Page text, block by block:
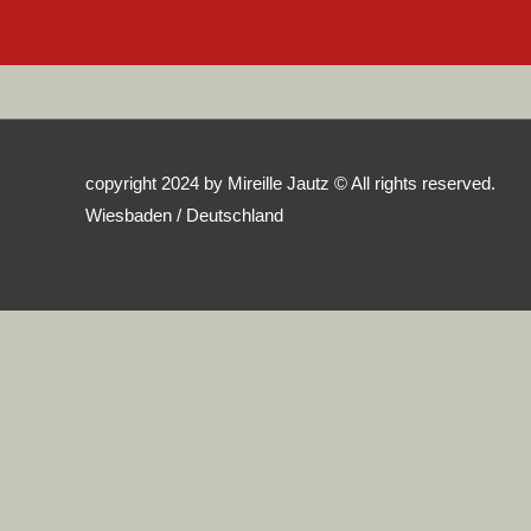
copyright 2024 by Mireille Jautz © All rights reserved.
Wiesbaden / Deutschland